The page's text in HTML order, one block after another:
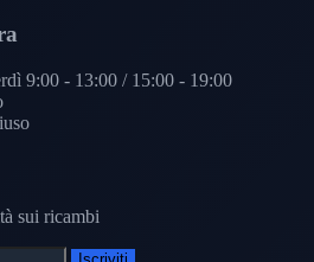
9:00 - 13:00 / 15:00 - 19:00
sui ricambi